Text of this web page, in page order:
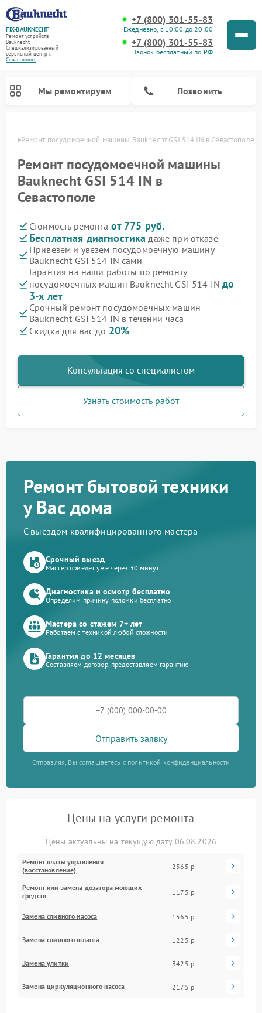
FIX-BAUKNECHT
Ремонт устройств
Bauknecht
Специализированный
cервисный центр г.
Севастополь
+7 (800) 301-55-83
Ежедневно, с 10:00 до 20:00
+7 (800) 301-55-83
Звонок бесплатный по РФ
Мы ремонтируем Позвонить
Ремонт посудомоечной машины Bauknecht GSI 514 IN в Севастополе
Ремонт посудомоечной машины
Bauknecht GSI 514 IN в
Севастополе
Стоимость ремонта от 775 руб.
Бесплатная диагностика даже при отказе
Привезем и увезем посудомоечную машину
Bauknecht GSI 514 IN сами
Гарантия на наши работы по ремонту
посудомоечных машин Bauknecht GSI 514 INдо
3-х лет
Срочный ремонт посудомоечных машин
Bauknecht GSI 514 IN в течении часа
Скидка для вас до 20%
Консультация со специалистом
Узнать стоимость работ
Ремонт бытовой техники
у Вас дома
С выездом квалифицированного мастера
Срочный выезд
Мастер приедет уже через 30 минут
Диагностика и осмотр бесплатно
Определим причину поломки бесплатно
Мастера со стажем 7+ лет
Работаем с техникой любой сложности
Гарантия до 12 месяцев
Составляем договор, предоставляем гарантию
Отправить заявку
Отправляя, Вы соглашаетесь с политикой конфиденциальности
Цены на услуги ремонта
Цены актуальны на текущую дату 06.08.2026
Ремонт платы управления
(восстановление)
2565 р
Ремонт или замена дозатора моющих
средств
1175 р
Замена сливного насоса 1565 р
Замена сливного шланга 1225 р
Замена улитки 3425 р
Замена циркуляционного насоса 2175 р